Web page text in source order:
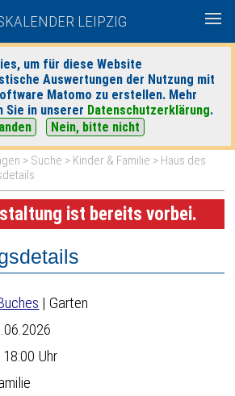
LEIPZIG
um für diese Website
Auswertungen der Nutzung mit
Matomo zu erstellen. Mehr
Sie in unserer Datenschutzerklärung.
Nein, bitte nicht
heute|morgen| Detaillierte Suche
> Suche > Kinder & Familie > Haus des
ist bereits vorbei.
| Garten
Uhr